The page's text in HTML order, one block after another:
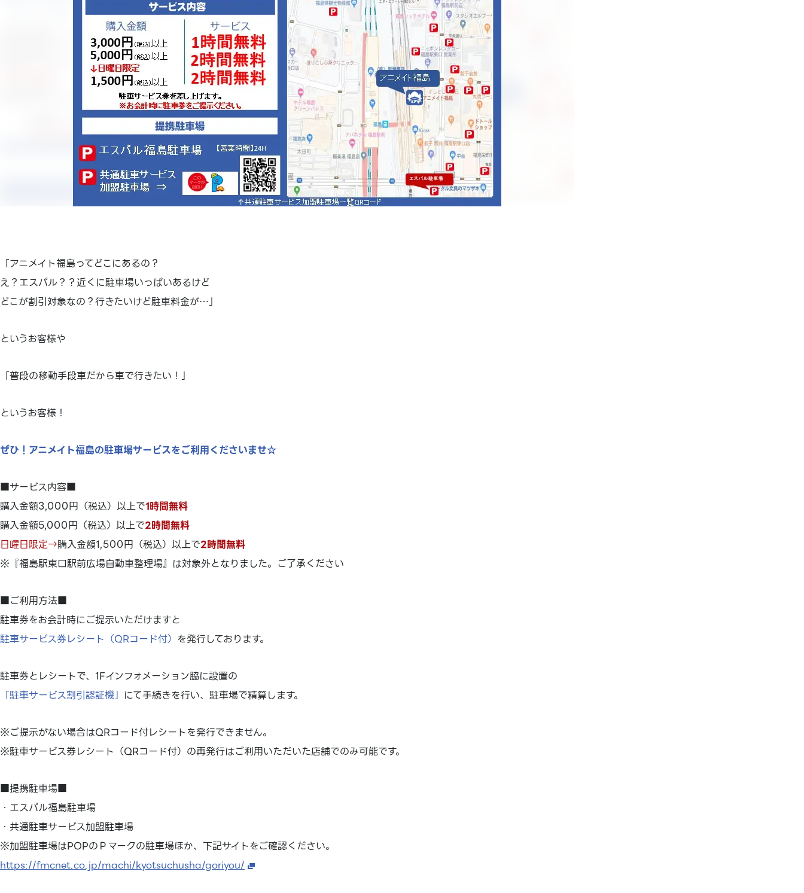
「アニメイト福島ってどこにあるの？
え？エスパル？？近くに駐車場いっぱいあるけど
どこが割引対象なの？行きたいけど駐車料金が…」
というお客様や
「普段の移動手段車だから車で行きたい！」
というお客様！
ぜひ！アニメイト福島の駐車場サービスをご利用くださいませ☆
■サービス内容■
購入金額3,000円（税込）以上で1時間無料
購入金額5,000円（税込）以上で2時間無料
日曜日限定→購入金額1,500円（税込）以上で2時間無料
※『福島駅東口駅前広場自動車整理場』は対象外となりました。ご了承ください
■ご利用方法■
駐車券をお会計時にご提示いただけますと
駐車サービス券レシート（QRコード付） を発行しております。
駐車券とレシートで、1Fインフォメーション脇に設置の
「駐車サービス割引認証機」 にて手続きを行い、駐車場で精算します。
※ご提示がない場合はQRコード付レシートを発行できません。
※駐車サービス券レシート（QRコード付）の再発行はご利用いただいた店舗でのみ可能です。
■提携駐車場■
・エスパル福島駐車場
・共通駐車サービス加盟駐車場
※加盟駐車場はPOPのＰマークの駐車場ほか、下記サイトをご確認ください。
https://fmcnet.co.jp/machi/kyotsuchusha/goriyou/